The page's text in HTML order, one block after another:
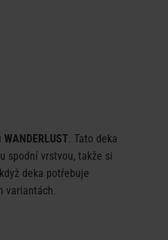
WANDERLUST. Tato deka
spodní vrstvou, takže si
deka potřebuje
variantách.